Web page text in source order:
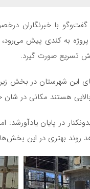
گفت‌وگو با
پروژه به کندی پیش
تسریع صورت گیرد.
این شهرستان در بخش
هستند مکانی در شان
در پایان
روند بهتری در این